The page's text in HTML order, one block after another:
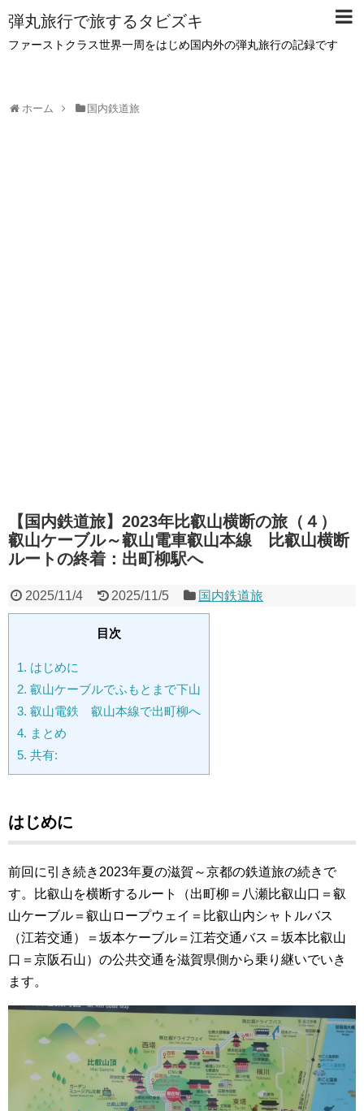
弾丸旅行で旅するタビズキ
ファーストクラス世界一周をはじめ国内外の弾丸旅行の記録です
ホーム 国内鉄道旅
【国内鉄道旅】2023年比叡山横断の旅（４）
叡山ケーブル～叡山電車叡山本線 比叡山横断
ルートの終着：出町柳駅へ
2025/11/4 2025/11/5 国内鉄道旅
目次
1. はじめに
2. 叡山ケーブルでふもとまで下山
3. 叡山電鉄 叡山本線で出町柳へ
4. まとめ
5. 共有:
はじめに
前回に引き続き2023年夏の滋賀～京都の鉄道旅の続きで
す。
比叡山を横断するルート（出町柳＝八瀬比叡山口＝叡
山ケーブル＝叡山ロープウェイ＝比叡山内シャトルバス
（江若交通）＝坂本ケーブル＝江若交通バス＝坂本比叡山
口＝京阪石山）の公共交通を滋賀県側から乗り継いでいき
ます。